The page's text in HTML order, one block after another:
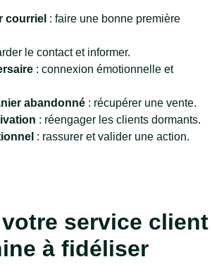
courriel : faire une bonne première
le contact et informer.
: connexion émotionnelle et
abandonné : récupérer une vente.
: réengager les clients dormants.
: rassurer et valider une action.
service client
à fidéliser